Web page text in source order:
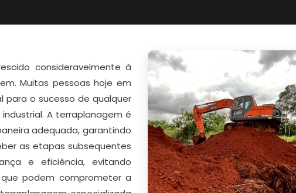
consideravelmente à
Muitas pessoas hoje em
para o sucesso de qualquer
A terraplanagem é
adequada, garantindo
as etapas subsequentes
e eficiência, evitando
podem comprometer a